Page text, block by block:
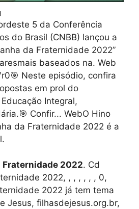
5 da Conferência
do Brasil (CNBB) lançou a
da Fraternidade 2022”
baseados na. Web️
Neste episódio, confira
em prol do
Integral,
Confir... WebO Hino
da Fraternidade 2022 é a
Fraternidade 2022. Cd
2022, , , , , , , 0,
2022 já tem tema
Jesus, filhasdejesus.org.br,